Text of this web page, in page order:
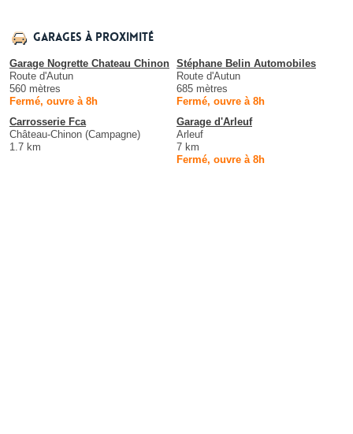
Garages à proximité
Garage Nogrette Chateau Chinon
Route d'Autun
560 mètres
Fermé, ouvre à 8h
Stéphane Belin Automobiles
Route d'Autun
685 mètres
Fermé, ouvre à 8h
Carrosserie Fca
Château-Chinon (Campagne)
1.7 km
Garage d'Arleuf
Arleuf
7 km
Fermé, ouvre à 8h